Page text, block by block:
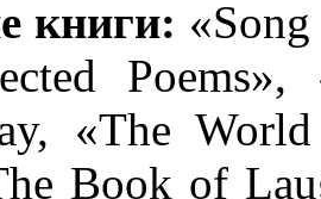
книги:
«The
Book of